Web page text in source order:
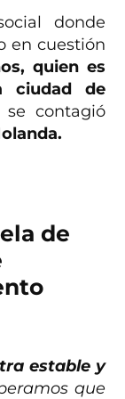
donde
en cuestión
quien es
ciudad de
contagió
de
estable y
que